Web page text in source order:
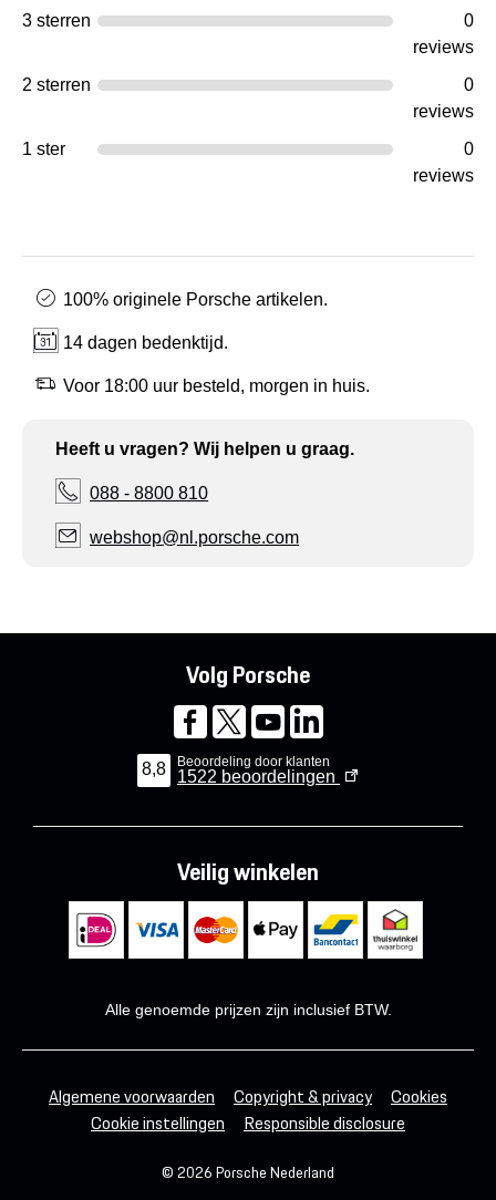
3 sterren
0
reviews
2 sterren
0
reviews
1 ster
0
reviews
100% originele Porsche artikelen.
14 dagen bedenktijd.
Voor 18:00 uur besteld, morgen in huis.
Heeft u vragen? Wij helpen u graag.
088 - 8800 810
webshop@nl.porsche.com
Volg Porsche
8,8 Beoordeling door klanten
1522 beoordelingen
Veilig winkelen
Alle genoemde prijzen zijn inclusief BTW.
Algemene voorwaarden Copyright & privacy
Cookies
Cookie instellingen
Responsible disclosure
© 2026 Porsche Nederland